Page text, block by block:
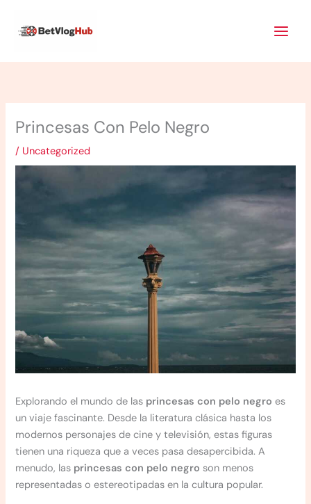
content
Princesas Con Pelo Negro
/ Uncategorized
Explorando el mundo de las princesas con pelo negro es
un viaje fascinante. Desde la literatura clásica hasta los
modernos personajes de cine y televisión, estas figuras
tienen una riqueza que a veces pasa desapercibida. A
menudo, las princesas con pelo negro son menos
representadas o estereotipadas en la cultura popular.